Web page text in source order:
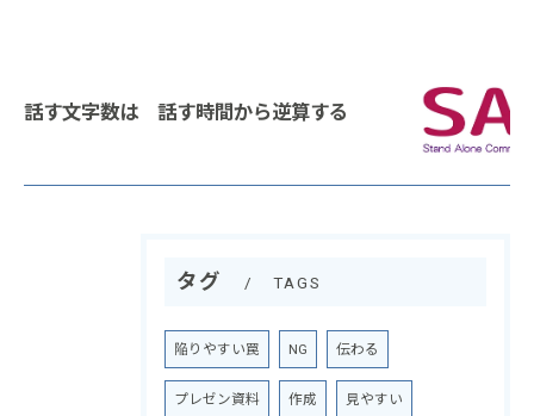
話す文字数は 話す時間から逆算する
タグ TAGS
陥りやすい罠 NG 伝わる
プレゼン資料 作成 見やすい